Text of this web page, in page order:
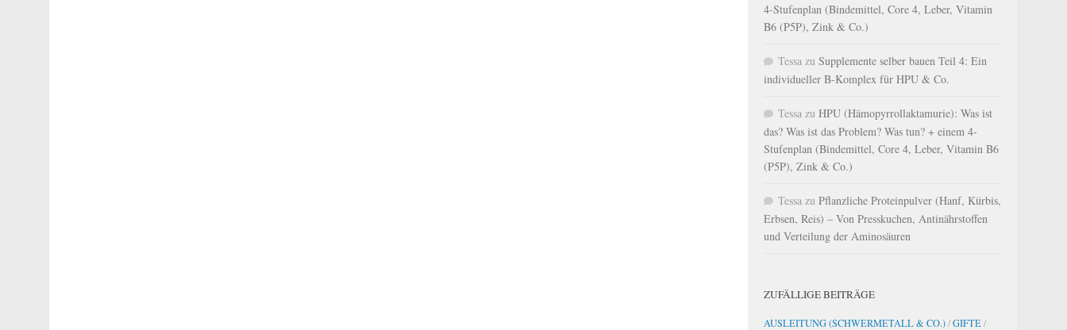
4-Stufenplan (Bindemittel, Core 4, Leber, Vitamin
B6 (P5P), Zink & Co.)
Tessa zu Supplemente selber bauen Teil 4: Ein
individueller B-Komplex für HPU & Co.
Tessa zu HPU (Hämopyrrollaktamurie): Was ist
das? Was ist das Problem? Was tun? + einem 4-
Stufenplan (Bindemittel, Core 4, Leber, Vitamin B6
(P5P), Zink & Co.)
Tessa zu Pflanzliche Proteinpulver (Hanf, Kürbis,
Erbsen, Reis) – Von Presskuchen, Antinährstoffen
und Verteilung der Aminosäuren
ZUFÄLLIGE BEITRÄGE
AUSLEITUNG (SCHWERMETALL & CO.)/GIFTE/